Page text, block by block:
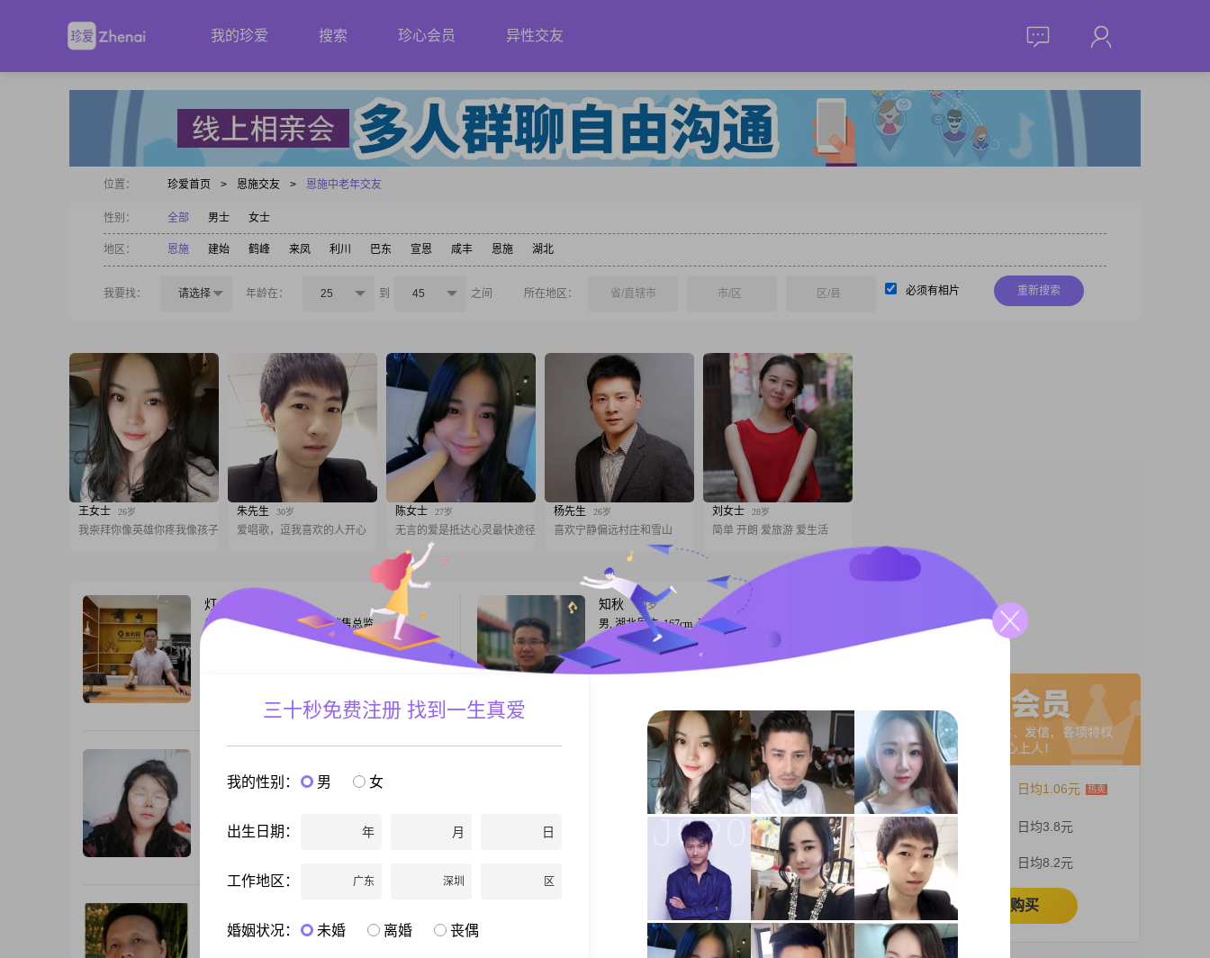
我的珍爱 搜索 珍心会员 异性交友
位置： 珍爱首页 > 恩施交友 > 恩施中老年交友
性别： 全部 男士 女士
地区： 恩施 建始 鹤峰 来凤 利川 巴东 宣恩 咸丰 恩施 湖北
我要找： 请选择 年龄在： 25 到 45 之间 所在地区： 省/直辖市 市/区 区/县 必须有相片 重新搜索
王女士 26岁
我崇拜你像英雄你疼我像孩子
朱先生 30岁
爱唱歌，逗我喜欢的人开心
陈女士 27岁
无言的爱是抵达心灵最快途径
杨先生 26岁
喜欢宁静偏远村庄和雪山
刘女士 28岁
简单 开朗 爱旅游 爱生活
灯火阑珊处
男, 湖北恩施, 175cm, 离异, 销售总监
你好，我是1982年出生的男生，今年43岁，身高
175cm，现在在恩施这边工作生活。我的学历是大
稳重可靠的人，平时也很乐观积极，对待事情真诚
可靠。在事业上我有自己的追求，一直努力追求事
跟TA联系
知秋
54岁
男, 湖北恩施, 167cm, 离异, 政府机构
身心健康向上，心底善良干净，喜欢运动，热爱生
活，养花种菜，一日三餐四季相伴，听风赏月看世
跟TA联系
女, 湖北恩施, 150cm, 离异, 销售总监
现在在恩施工作##3002##我的学历是高中及以下
温柔体贴，也比较善解人意##3002##在与人交往的
过程中，我是一个真诚可靠的人##3002##我目前是
49岁
女, 湖北恩施, 160cm, 离异, 其他职业
嗨，你好呀！我是一位出生于 1977 年的女士，在
恩施工作。我的身高大概 160cm，虽然学历是高中
及以下，但我相信这并不影响我去好好经营生活和
感情。我现在每个月收入能有 8000元以上，做个体
经营，经济上还算比较独立的。我觉得自己最大的
特点就是温柔体贴，懂得照顾他人的感受。同时我
也独立自信，能够处理好生活中的各种事情
跟TA联系
男, 湖北恩施, 169cm, 离异, 其他职业
45岁
男, 湖北恩施, 160cm, 离异, 未填写
大家好，我是1982年出生的男士，身高160cm，现
日均1.06元
日均3.8元
日均8.2元
立即购买
三十秒免费注册 找到一生真爱
我的性别： 男 女
出生日期： 年 月 日
工作地区： 广东 深圳 区
婚姻状况： 未婚 离婚 丧偶